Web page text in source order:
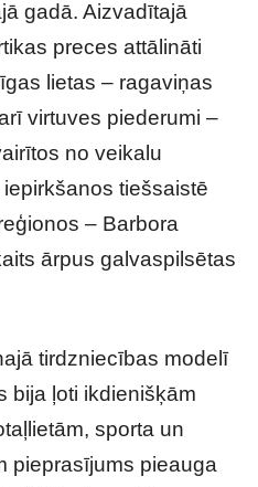
gadā. Aizvadītajā
preces attālināti
lietas – ragaviņas
virtuves piederumi –
no veikalu
tiešsaistē
– Barbora
ārpus galvaspilsētas
tirdzniecības modelī
bija ļoti ikdienišķām
sporta un
pieprasījums pieauga